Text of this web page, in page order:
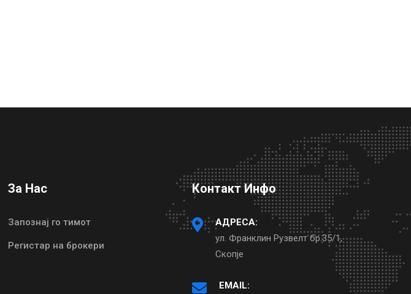
За Нас
Запознај го тимот
Регистар на брокери
Контакт Инфо
АДРЕСА:
ул. Франклин Рузвелт бр.35/1,
Скопје
EMAIL: